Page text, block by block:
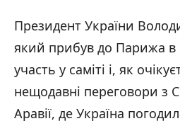
Президент України
який прибув до Парижа в
участь у саміті і, як
нещодавні переговори з
Аравії, де Україна